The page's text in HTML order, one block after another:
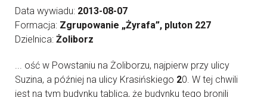
Data wywiadu: 2013-08-07
Formacja: Zgrupowanie „Żyrafa”, pluton 227
Dzielnica: Żoliborz
... ość w Powstaniu na Żoliborzu, najpierw przy ulicy
Suzina, a później na ulicy Krasińskiego 20. W tej chwili
jest na tym budynku tablica, że budynku tego bronili